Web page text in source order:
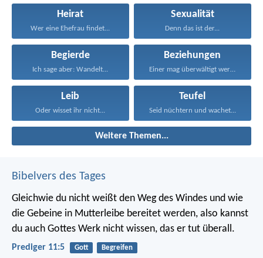
Heirat
Wer eine Ehefrau findet...
Sexualität
Denn das ist der...
Begierde
Ich sage aber: Wandelt...
Beziehungen
Einer mag überwältigt werden...
Leib
Oder wisset ihr nicht...
Teufel
Seid nüchtern und wachet...
Weitere Themen...
Bibelvers des Tages
Gleichwie du nicht weißt den Weg des Windes und wie
die Gebeine in Mutterleibe bereitet werden, also kannst
du auch Gottes Werk nicht wissen, das er tut überall.
Prediger 11:5 Gott Begreifen